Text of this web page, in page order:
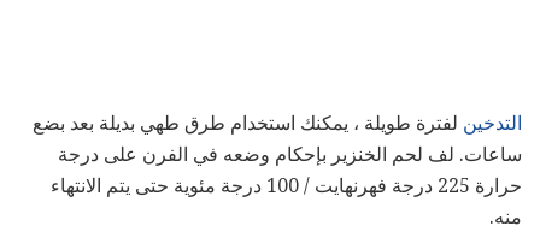
التدخين لفترة طويلة ، يمكنك استخدام طرق طهي بديلة بعد بضع
ساعات. لف لحم الخنزير بإحكام وضعه في الفرن على درجة
حرارة 225 درجة فهرنهايت / 100 درجة مئوية حتى يتم الانتهاء
منه.